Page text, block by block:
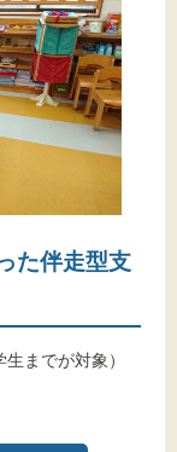
た伴走型支
までが対象）